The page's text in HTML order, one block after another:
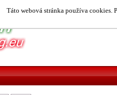
Táto webová stránka používa cookies.